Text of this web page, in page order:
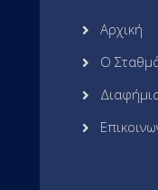
Αρχική
Ο